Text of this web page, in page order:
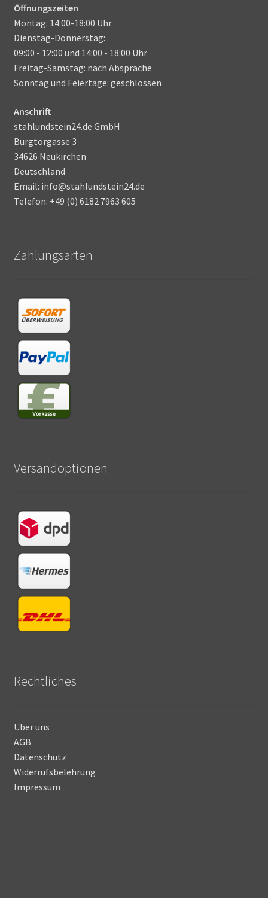
Öffnungszeiten
Montag: 14:00-18:00 Uhr
Dienstag-Donnerstag:
09:00 - 12:00 und 14:00 - 18:00 Uhr
Freitag-Samstag: nach Absprache
Sonntag und Feiertage: geschlossen
Anschrift
stahlundstein24.de GmbH
Burgtorgasse 3
34626 Neukirchen
Deutschland
Email: info@stahlundstein24.de
Telefon: +49 (0) 6182 7963 605
Zahlungsarten
Versandoptionen
Rechtliches
Über uns
AGB
Datenschutz
Widerrufsbelehrung
Impressum